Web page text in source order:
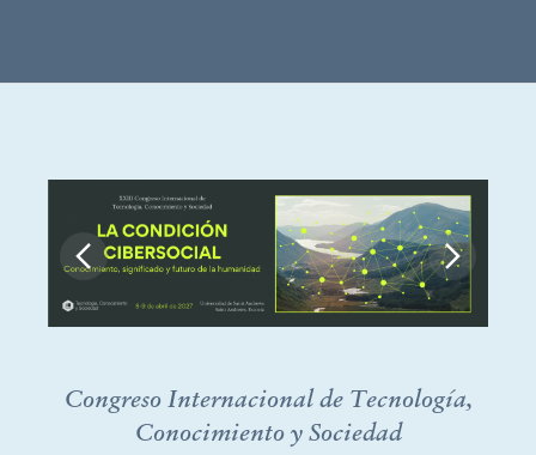
Tecnología,
Conocimiento
y
Congreso Internacional de Tecnología,
Conocimiento y Sociedad